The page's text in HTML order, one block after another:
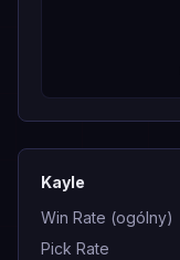
Kayle
Win Rate (ogólny)
Pick Rate